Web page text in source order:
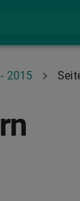
2015